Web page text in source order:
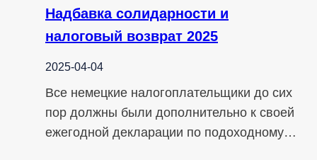
Надбавка солидарности и
налоговый возврат 2025
2025-04-04
Все немецкие налогоплательщики до сих
пор должны были дополнительно к своей
ежегодной декларации по подоходному…